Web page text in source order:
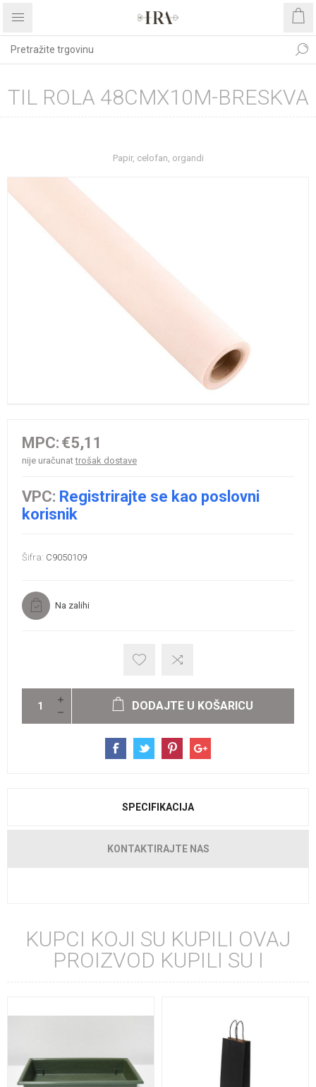
TIL ROLA 48CMX10M-BRESKVA
Papir, celofan, organdi
MPC: €5,11
nije uračunattrošak dostave
VPC: Registrirajte se kao poslovni
korisnik
Šifra: C9050109
Na zalihi
DODAJTE U KOŠARICU
SPECIFIKACIJA
KONTAKTIRAJTE NAS
KUPCI KOJI SU KUPILI OVAJ
PROIZVOD KUPILI SU I